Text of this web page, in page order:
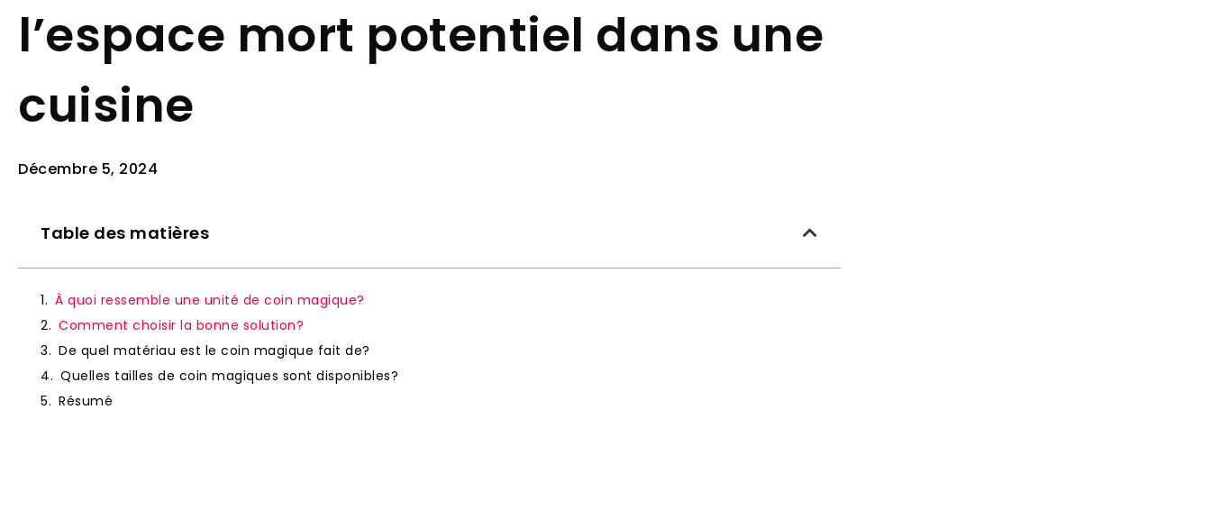
l’espace mort potentiel dans une
cuisine
Décembre 5, 2024
Table des matières
À quoi ressemble une unité de coin magique?
Comment choisir la bonne solution?
De quel matériau est le coin magique fait de?
Quelles tailles de coin magiques sont disponibles?
Résumé